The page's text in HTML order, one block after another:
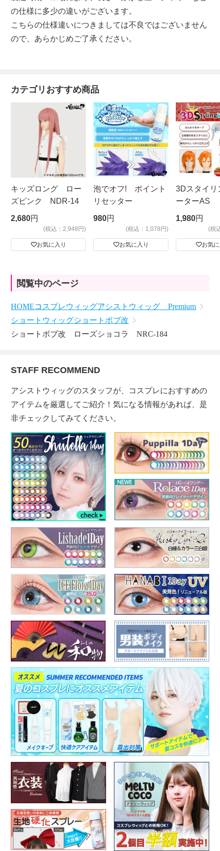
の仕様に多少の違いがございます。
こちらの仕様違いにつきましては不良ではございません
ので、あらかじめご了承ください。
カテゴリおすすめ商品
キッズロング ロー
ズピンク NDR-14
2,680円
(税込：2,948円)
お気に入り
泡でオフ! ポイント
リセッター
980円
(税込：1,078円)
お気に入り
3Dスタイリ
ーターAS
ビッグサイ
1,980円
(税
お気
閲覧中のページ
HOMEコスプレウィッグアシストウィッグ Premium
ショートウィッグショートボブ改
ショートボブ改 ローズショコラ NRC-184
STAFF RECOMMEND
アシストウィッグのスタッフが、コスプレにおすすめの
アイテムを厳選してご紹介！気になる情報があれば、是
非チェックしてみてください。